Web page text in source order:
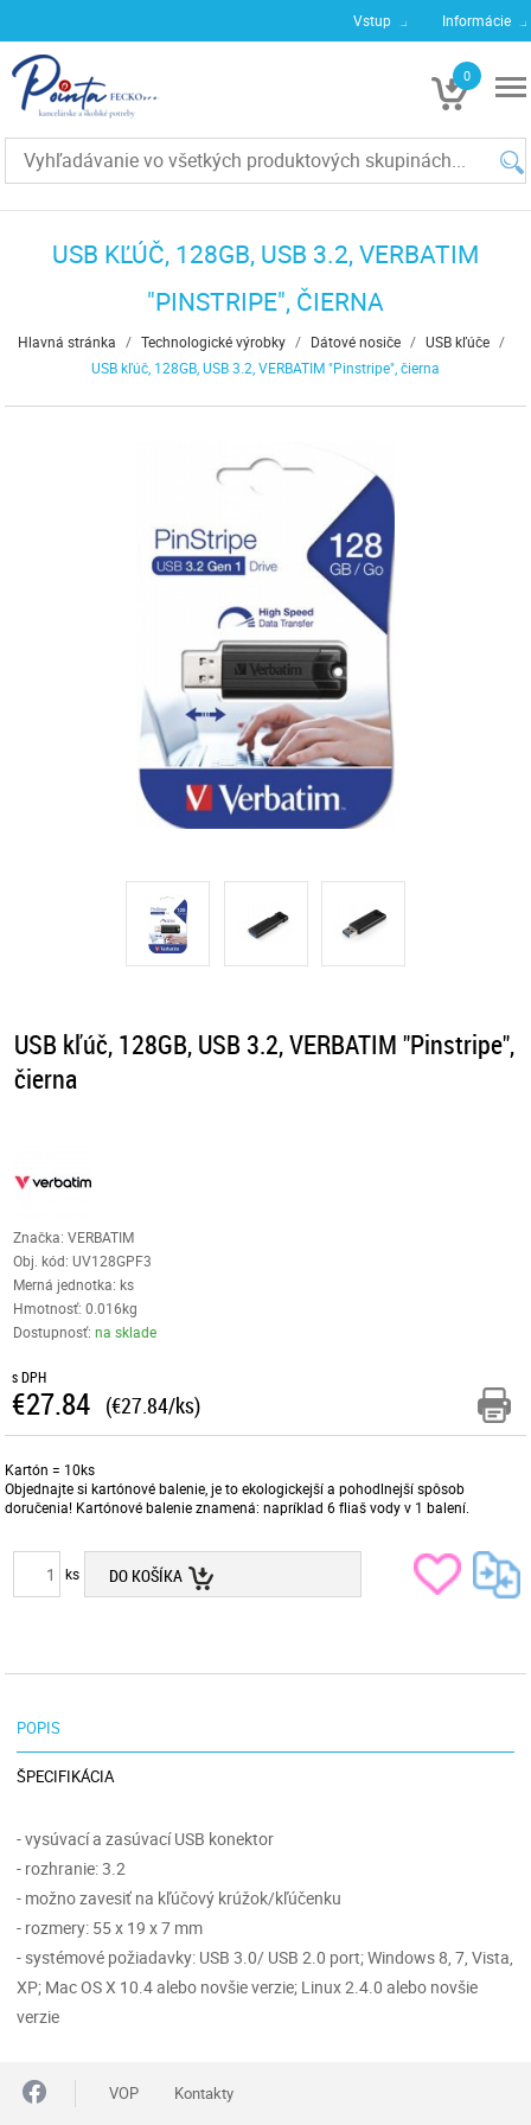
Vstup Informácie
0
€0
USB KĽÚČ, 128GB, USB 3.2, VERBATIM
"PINSTRIPE", ČIERNA
Hlavná stránka / Technologické výrobky / Dátové nosiče / USB kľúče /
USB kľúč, 128GB, USB 3.2, VERBATIM "Pinstripe", čierna
USB kľúč, 128GB, USB 3.2, VERBATIM "Pinstripe",
čierna
Značka: VERBATIM
Obj. kód:UV128GPF3
Merná jednotka: ks
Hmotnosť: 0.016kg
Dostupnosť:na sklade
s DPH
€27.84 (€27.84/ks)
Kartón = 10ks
Objednajte si kartónové balenie, je to ekologickejší a pohodlnejší spôsob
doručenia! Kartónové balenie znamená: napríklad 6 fliaš vody v 1 balení.
ks DO KOŠÍKA
POPIS
ŠPECIFIKÁCIA
- vysúvací a zasúvací USB konektor
- rozhranie: 3.2
- možno zavesiť na kľúčový krúžok/kľúčenku
- rozmery: 55 x 19 x 7 mm
- systémové požiadavky: USB 3.0/ USB 2.0 port; Windows 8, 7, Vista,
XP; Mac OS X 10.4 alebo novšie verzie; Linux 2.4.0 alebo novšie
verzie
VOP Kontakty